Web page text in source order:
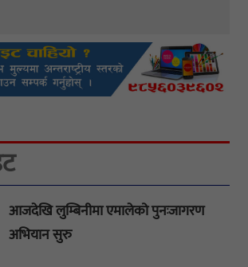
आजदेखि लुम्बिनीमा एमालेको पुनःजागरण
अभियान सुरु